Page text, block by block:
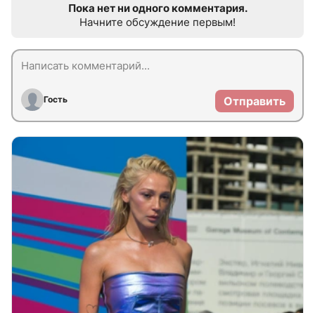
Пока нет ни одного комментария.
Начните обсуждение первым!
Гость Отправить